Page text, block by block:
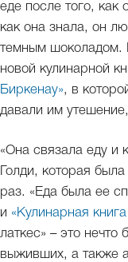
еде после того, как
как она знала, он
темным шоколадом.
новой кулинарной
Биркенау», в
давали им
«Она связала еду и
Голди, которая
раз. «Еда была ее
и «Кулинарная
латкес» – это
выживших, а также